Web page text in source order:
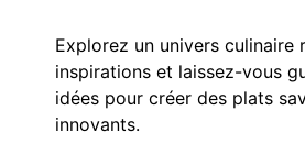
Explorez un univers culinaire
inspirations et laissez-vous
idées pour créer des plats
innovants.